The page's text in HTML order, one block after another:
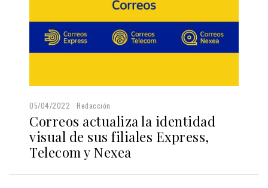
05/04/2022 Redacción
Correos actualiza la identidad
visual de sus filiales Express,
Telecom y Nexea